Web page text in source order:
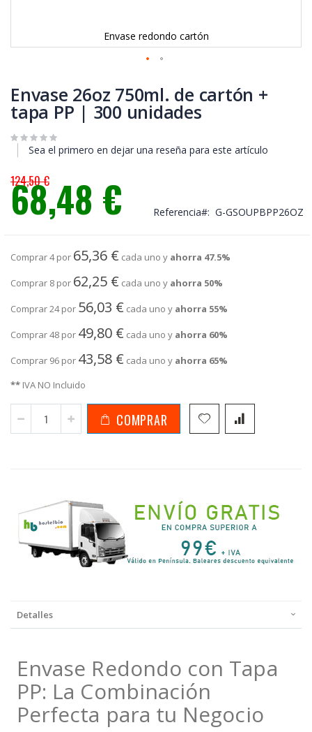
Envase redondo cartón
al
comienzo
de
galería
Envase 26oz 750ml. de cartón +
tapa PP | 300 unidades
Sea el primero en dejar una reseña para este artículo
124,50 €
Precio
especial
68,48 € Referencia G-GSOUPBPP26OZ
Comprar 4 por 65,36 € cada uno y ahorra 47.5%
Comprar 8 por 62,25 € cada uno y ahorra 50%
Comprar 24 por 56,03 € cada uno y ahorra 55%
Comprar 48 por 49,80 € cada uno y ahorra 60%
Comprar 96 por 43,58 € cada uno y ahorra 65%
** IVA NO Incluido
COMPRAR
Detalles
Envase Redondo con Tapa
PP: La Combinación
Perfecta para tu Negocio